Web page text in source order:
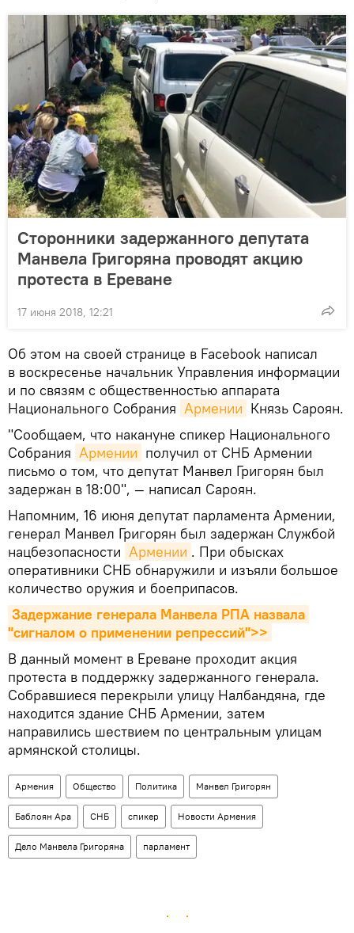
Сторонники задержанного депутата
Манвела Григоряна проводят акцию
протеста в Ереване
17 июня 2018, 12:21
Об этом на своей странице в Facebook написал
в воскресенье начальник Управления информации
и по связям с общественностью аппарата
Национального Собрания Армении Князь Сароян.
"Сообщаем, что накануне спикер Национального
Собрания Армении получил от СНБ Армении
письмо о том, что депутат Манвел Григорян был
задержан в 18:00", — написал Сароян.
Напомним, 16 июня депутат парламента Армении,
генерал Манвел Григорян был задержан Службой
нацбезопасности Армении . При обысках
оперативники СНБ обнаружили и изъяли большое
количество оружия и боеприпасов.
Задержание генерала Манвела РПА назвала
"сигналом о применении репрессий">>
В данный момент в Ереване проходит акция
протеста в поддержку задержанного генерала.
Собравшиеся перекрыли улицу Налбандяна, где
находится здание СНБ Армении, затем
направились шествием по центральным улицам
армянской столицы.
Армения Общество Политика Манвел Григорян
Баблоян Ара СНБ спикер Новости Армения
Дело Манвела Григоряна парламент